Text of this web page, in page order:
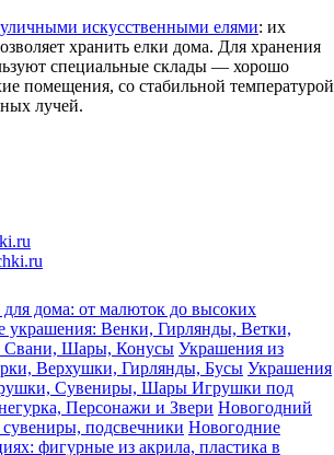
уличными искусственными елями: их
хранить елки дома. Для хранения
специальные склады — хорошо
помещения, со стабильной температурой
лучей.
дома: от малюток до высоких
украшения: Венки, Гирлянды, Ветки,
Свани, Шары, Конусы Украшения из
Верхушки, Гирлянды, Бусы Украшения
Сувениры, Шары Игрушки под
Персонажи и Звери Новогодний
подсвечники Новогодние
фигурные из акрила, пластика в